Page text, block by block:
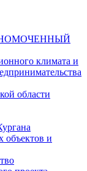
климата и
области
объектов и